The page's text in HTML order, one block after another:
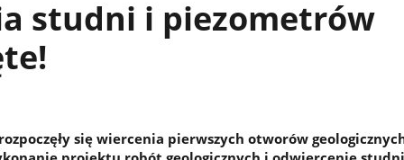
studni i piezometrów
się wiercenia pierwszych otworów